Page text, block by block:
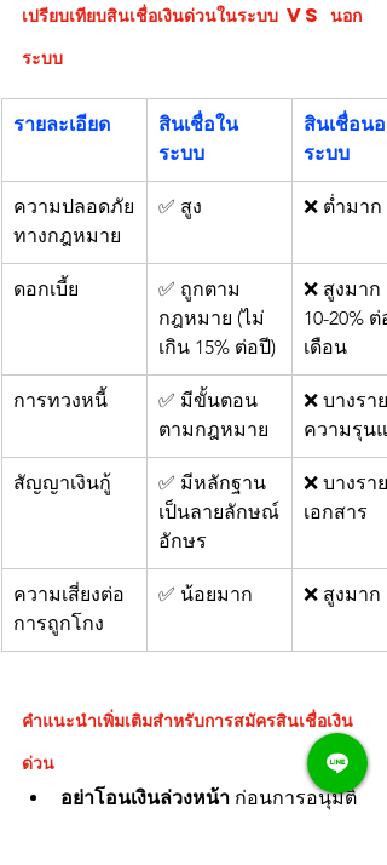
เปรียบเทียบสินเชื่อเงินด่วนในระบบ vs นอก
ระบบ
รายละเอียด
สินเชื่อใน
ระบบ
สินเชื่อนอก
ระบบ
ความปลอดภัย
ทางกฎหมาย
✅ สูง ❌ ต่ำมาก
ดอกเบี้ย
✅ ถูกตาม
กฎหมาย (ไม่
เกิน 15% ต่อปี)
❌ สูงมาก
10-20% ต่อ
เดือน
การทวงหนี้
✅ มีขั้นตอน
ตามกฎหมาย
❌ บางราย
ความรุนแ
สัญญาเงินกู้
✅ มีหลักฐาน
เป็นลายลักษณ์
อักษร
❌ บางรา
เอกสาร
ความเสี่ยงต่อ
การถูกโกง
✅ น้อยมาก ❌ สูงมาก
คำแนะนำเพิ่มเติมสำหรับการสมัครสินเชื่อเงิน
ด่วน
อย่าโอนเงินล่วงหน้า ก่อนการอนุมัติ